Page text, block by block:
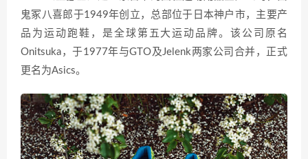
鬼冢八喜郎于1949年创立，总部位于日本神户市，主要产
品为运动跑鞋，是全球第五大运动品牌。该公司原名
Onitsuka，于1977年与GTO及Jelenk两家公司合并，正式
更名为Asics。